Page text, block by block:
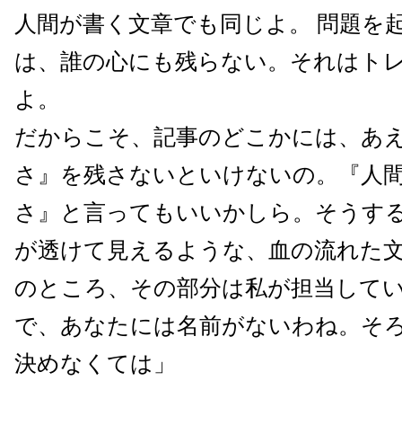
人間が書く文章でも同じよ。 問題を
は、誰の心にも残らない。それはト
よ。
だからこそ、記事のどこかには、あ
さ』を残さないといけないの。『人
さ』と言ってもいいかしら。そうす
が透けて見えるような、血の流れた
のところ、その部分は私が担当して
で、あなたには名前がないわね。そ
決めなくては」